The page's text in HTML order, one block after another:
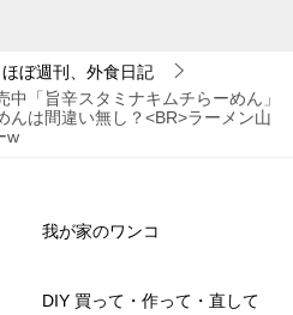
ほぼ週刊、外食日記
中「旨辛スタミナキムチらーめん」
んは間違い無し？<BR>ラーメン山
w
我が家のワンコ
DIY 買って・作って・直して